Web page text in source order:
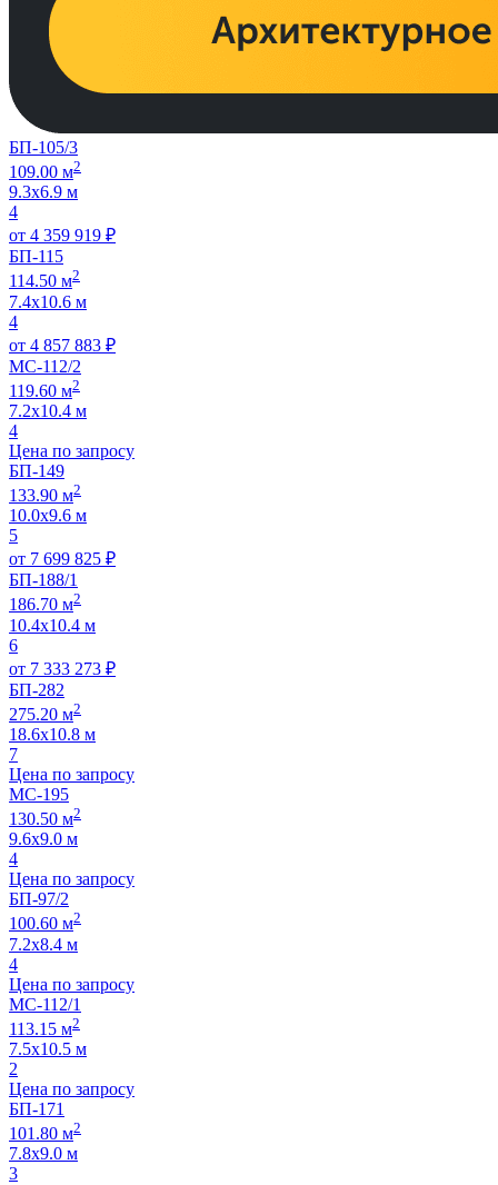
БП-105/3
109.00 м2
9.3х6.9 м
4
от 4 359 919 ₽
БП-115
114.50 м2
7.4х10.6 м
4
от 4 857 883 ₽
МС-112/2
119.60 м2
7.2х10.4 м
4
Цена по запросу
БП-149
133.90 м2
10.0х9.6 м
5
от 7 699 825 ₽
БП-188/1
186.70 м2
10.4х10.4 м
6
от 7 333 273 ₽
БП-282
275.20 м2
18.6х10.8 м
7
Цена по запросу
МС-195
130.50 м2
9.6х9.0 м
4
Цена по запросу
БП-97/2
100.60 м2
7.2х8.4 м
4
Цена по запросу
МС-112/1
113.15 м2
7.5х10.5 м
2
Цена по запросу
БП-171
101.80 м2
7.8х9.0 м
3